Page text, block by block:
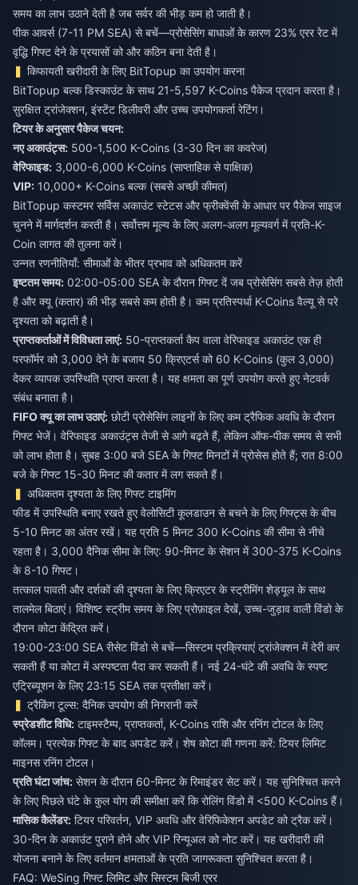
समय का लाभ उठाने देती है जब सर्वर की भीड़ कम हो जाती है।
पीक आवर्स (7-11 PM SEA) से बचें—प्रोसेसिंग बाधाओं के कारण 23% एरर रेट में
वृद्धि गिफ्ट देने के प्रयासों को और कठिन बना देती है।
किफायती खरीदारी के लिए BitTopup का उपयोग करना
BitTopup बल्क डिस्काउंट के साथ 21-5,597 K-Coins पैकेज प्रदान करता है।
सुरक्षित ट्रांजेक्शन, इंस्टेंट डिलीवरी और उच्च उपयोगकर्ता रेटिंग।
टियर के अनुसार पैकेज चयन:
नए अकाउंट्स: 500-1,500 K-Coins (3-30 दिन का कवरेज)
वेरिफाइड: 3,000-6,000 K-Coins (साप्ताहिक से पाक्षिक)
VIP: 10,000+ K-Coins बल्क (सबसे अच्छी कीमत)
BitTopup कस्टमर सर्विस अकाउंट स्टेटस और फ्रीक्वेंसी के आधार पर पैकेज साइज
चुनने में मार्गदर्शन करती है। सर्वोत्तम मूल्य के लिए अलग-अलग मूल्यवर्ग में प्रति-K-
Coin लागत की तुलना करें।
उन्नत रणनीतियाँ: सीमाओं के भीतर प्रभाव को अधिकतम करें
इष्टतम समय: 02:00-05:00 SEA के दौरान गिफ्ट दें जब प्रोसेसिंग सबसे तेज़ होती
है और क्यू (कतार) की भीड़ सबसे कम होती है। कम प्रतिस्पर्धा K-Coins वैल्यू से परे
दृश्यता को बढ़ाती है।
प्राप्तकर्ताओं में विविधता लाएं: 50-प्राप्तकर्ता कैप वाला वेरिफाइड अकाउंट एक ही
परफॉर्मर को 3,000 देने के बजाय 50 क्रिएटर्स को 60 K-Coins (कुल 3,000)
देकर व्यापक उपस्थिति प्राप्त करता है। यह क्षमता का पूर्ण उपयोग करते हुए नेटवर्क
संबंध बनाता है।
FIFO क्यू का लाभ उठाएं: छोटी प्रोसेसिंग लाइनों के लिए कम ट्रैफिक अवधि के दौरान
गिफ्ट भेजें। वेरिफाइड अकाउंट्स तेजी से आगे बढ़ते हैं, लेकिन ऑफ-पीक समय से सभी
को लाभ होता है। सुबह 3:00 बजे SEA के गिफ्ट मिनटों में प्रोसेस होते हैं; रात 8:00
बजे के गिफ्ट 15-30 मिनट की कतार में लग सकते हैं।
अधिकतम दृश्यता के लिए गिफ्ट टाइमिंग
फीड में उपस्थिति बनाए रखते हुए वेलोसिटी कूलडाउन से बचने के लिए गिफ्ट्स के बीच
5-10 मिनट का अंतर रखें। यह प्रति 5 मिनट 300 K-Coins की सीमा से नीचे
रहता है। 3,000 दैनिक सीमा के लिए: 90-मिनट के सेशन में 300-375 K-Coins
के 8-10 गिफ्ट।
तत्काल पावती और दर्शकों की दृश्यता के लिए क्रिएटर के स्ट्रीमिंग शेड्यूल के साथ
तालमेल बिठाएं। विशिष्ट स्ट्रीम समय के लिए प्रोफ़ाइल देखें, उच्च-जुड़ाव वाली विंडो के
दौरान कोटा केंद्रित करें।
19:00-23:00 SEA रीसेट विंडो से बचें—सिस्टम प्रक्रियाएं ट्रांजेक्शन में देरी कर
सकती हैं या कोटा में अस्पष्टता पैदा कर सकती हैं। नई 24-घंटे की अवधि के स्पष्ट
एट्रिब्यूशन के लिए 23:15 SEA तक प्रतीक्षा करें।
ट्रैकिंग टूल्स: दैनिक उपयोग की निगरानी करें
स्प्रेडशीट विधि: टाइमस्टैम्प, प्राप्तकर्ता, K-Coins राशि और रनिंग टोटल के लिए
कॉलम। प्रत्येक गिफ्ट के बाद अपडेट करें। शेष कोटा की गणना करें: टियर लिमिट
माइनस रनिंग टोटल।
प्रति घंटा जांच: सेशन के दौरान 60-मिनट के रिमाइंडर सेट करें। यह सुनिश्चित करने
के लिए पिछले घंटे के कुल योग की समीक्षा करें कि रोलिंग विंडो में <500 K-Coins हैं।
मासिक कैलेंडर: टियर परिवर्तन, VIP अवधि और वेरिफिकेशन अपडेट को ट्रैक करें।
30-दिन के अकाउंट पुराने होने और VIP रिन्यूअल को नोट करें। यह खरीदारी की
योजना बनाने के लिए वर्तमान क्षमताओं के प्रति जागरूकता सुनिश्चित करता है।
FAQ: WeSing गिफ्ट लिमिट और सिस्टम बिजी एरर